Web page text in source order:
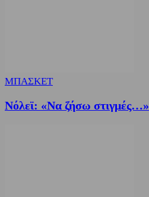
ΜΠΑΣΚΕΤ
Nόλεϊ: «Να ζήσω στιγμές…»